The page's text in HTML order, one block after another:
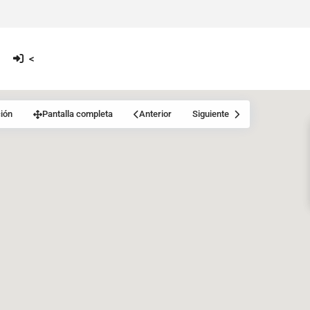
<
Pantalla completa Anterior Siguiente